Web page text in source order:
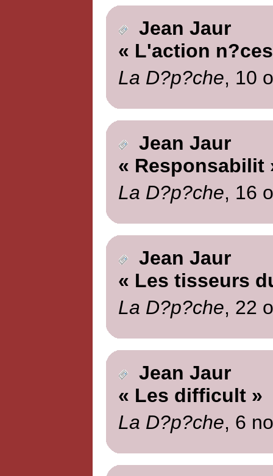
Jean Jaur
« L'action
La D?p?che, 10
Jean Jaur
« Responsabilit
La D?p?che, 16
Jean Jaur
« Les tisseurs
La D?p?che, 22
Jean Jaur
« Les difficult »
La D?p?che, 6